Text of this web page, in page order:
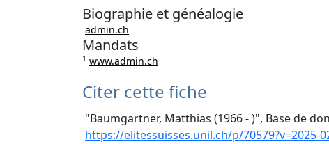
Biographie et généalogie
admin.ch
Mandats
1 www.admin.ch
Citer cette fiche
"Baumgartner, Matthias (1966 - )", Base de
https://elitessuisses.unil.ch/p/70579?v=2025-